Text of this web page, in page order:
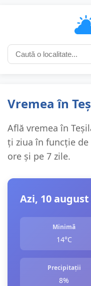
Vremea în
Află vremea în
ți ziua în funcție
ore și pe 7 zile.
Azi, 10 august
Minimă
14°C
Precipitații
8%